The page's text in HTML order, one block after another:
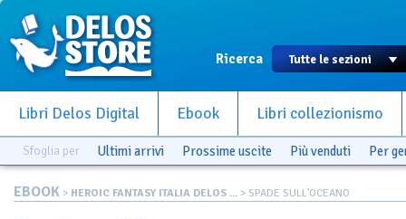
Ricerca
Libri Delos Digital Ebook Libri collezionismo
Sfoglia per Ultimi arrivi Prossime uscite Più venduti Per
EBOOK > HEROIC FANTASY ITALIA DELOS ... > SPADE SULL'OCEANO